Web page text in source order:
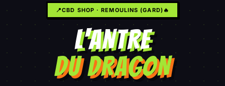
📍CBD SHOP · REMOULINS (GARD) 🔥
L'ANTRE
DU DRAGON